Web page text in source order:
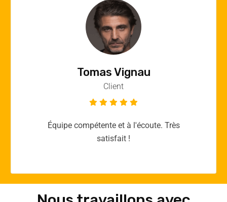
Vincent Quere
Client
Merci yellow365.work pour votre expertise!